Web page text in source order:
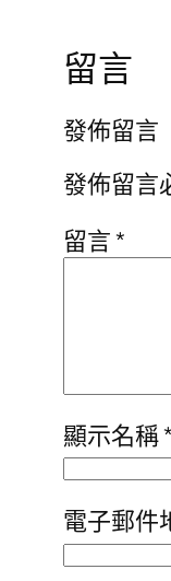
留言
發佈留言
發佈留言
留言*
顯示名稱*
電子郵件